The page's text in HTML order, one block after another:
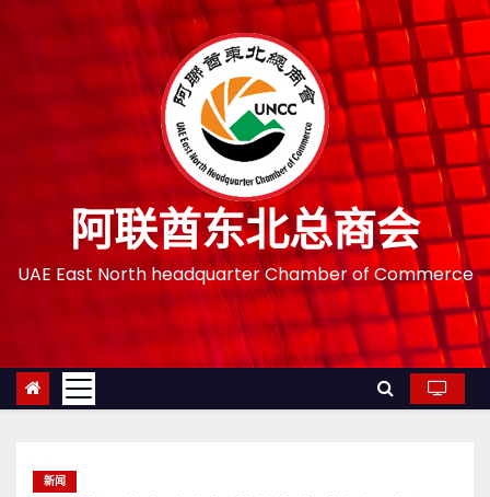
阿联酋东北总商会
UAE East North headquarter Chamber of Commerce
新闻